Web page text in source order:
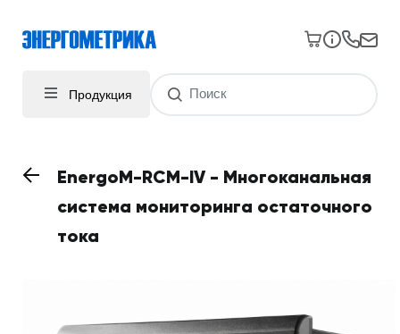
Продукция
EnergoM-RCM-IV - Многоканальная
система мониторинга остаточного
тока